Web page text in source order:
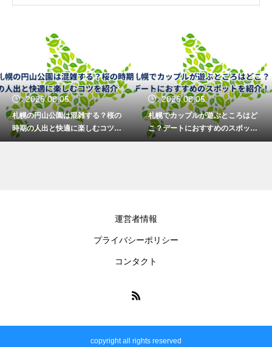
2026.08.05
札幌の円山公園は混雑する？桜の
時期の人出と快適に楽しむコツを
紹介
2026.08.05
札幌でカップルが遊ぶところはど
こ？デートにおすすめのスポット
を紹介！
運営者情報
プライバシーポリシー
コンタクト
copyright all rights reserved